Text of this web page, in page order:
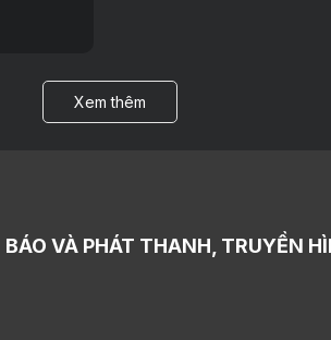
Xem thêm
BÁO VÀ PHÁT THANH, TRUYỀN